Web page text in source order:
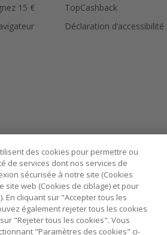
15 €
TopCashback
Déclaration d’accessibilité
des cookies pour permettre ou
de services dont nos services de
sécurisée à notre site (Cookies
web (Cookies de ciblage) et pour
cliquant sur "Accepter tous les
également rejeter tous les cookies
"Rejeter tous les cookies". Vous
"Paramètres des cookies" ci-